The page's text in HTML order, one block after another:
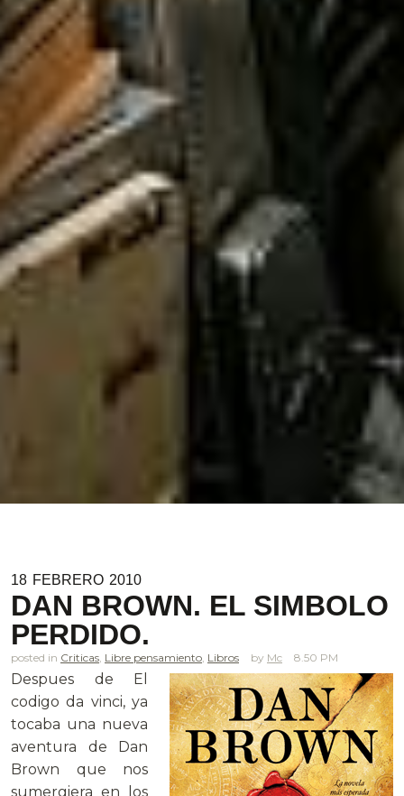
18 FEBRERO 2010
DAN BROWN. EL SIMBOLO
PERDIDO.
posted in Criticas, Libre pensamiento, Libros Mc 8.50 PM
Despues de El
codigo da vinci, ya
tocaba una nueva
aventura de Dan
Brown que nos
sumergiera en los